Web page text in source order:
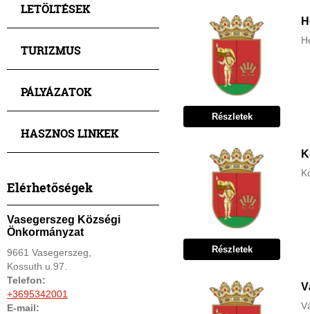
LETÖLTÉSEK
TURIZMUS
PÁLYÁZATOK
HASZNOS LINKEK
Elérhetőségek
Vasegerszeg Községi
Önkormányzat
9661 Vasegerszeg,
Kossuth u.97.
Telefon:
+3695342001
E-mail:
Részletek
Részletek